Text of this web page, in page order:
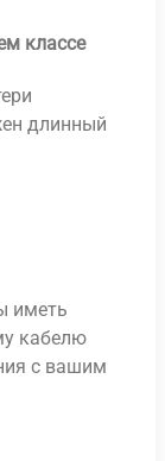
классе
длинный
иметь
кабелю
с вашим